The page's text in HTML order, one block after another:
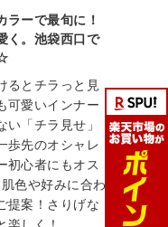
ラーで最旬に！
く。池袋西口で
るとチラっと見
可愛いインナー
「チラ見せ」
歩先のオシャレ
初心者にもオス
色や好みに合わ
提案！さりげな
楽しく！